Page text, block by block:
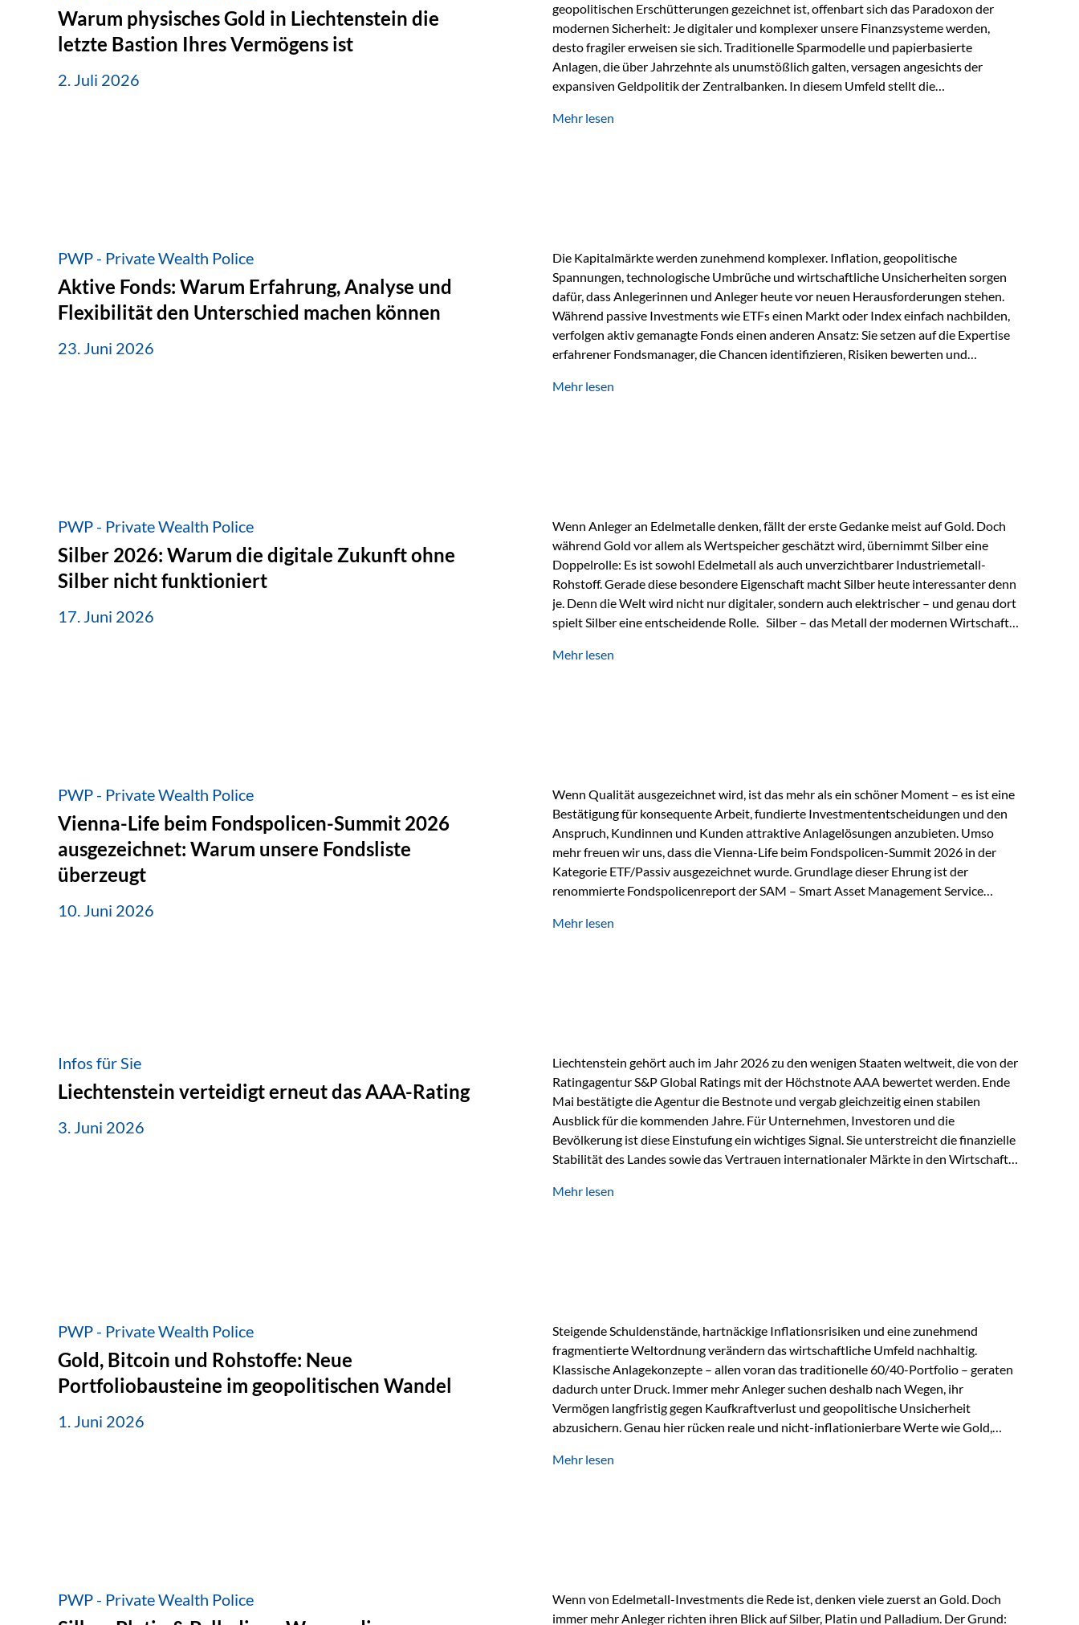
Warum physisches Gold in Liechtenstein die
letzte Bastion Ihres Vermögens ist
2. Juli 2026
geopolitischen Erschütterungen gezeichnet ist, offenbart sich das Paradoxon der
modernen Sicherheit: Je digitaler und komplexer unsere Finanzsysteme werden,
desto fragiler erweisen sie sich. Traditionelle Sparmodelle und papierbasierte
Anlagen, die über Jahrzehnte als unumstößlich galten, versagen angesichts der
expansiven Geldpolitik der Zentralbanken. In diesem Umfeld stellt die
die modernste und strategisch klügste Antwort auf globale Instabilität. Physische
Mehr lesen
PWP - Private Wealth Police
Aktive Fonds: Warum Erfahrung, Analyse und
Flexibilität den Unterschied machen können
23. Juni 2026
Die Kapitalmärkte werden zunehmend komplexer. Inflation, geopolitische
Spannungen, technologische Umbrüche und wirtschaftliche Unsicherheiten sorgen
dafür, dass Anlegerinnen und Anleger heute vor neuen Herausforderungen stehen.
Während passive Investments wie ETFs einen Markt oder Index einfach nachbilden,
verfolgen aktiv gemanagte Fonds einen anderen Ansatz: Sie setzen auf die Expertise
erfahrener Fondsmanager, die Chancen identifizieren, Risiken bewerten und
geprägt ist, kann diese aktive Herangehensweise einen entscheidenden Mehrwert
Mehr lesen
PWP - Private Wealth Police
Silber 2026: Warum die digitale Zukunft ohne
Silber nicht funktioniert
17. Juni 2026
Wenn Anleger an Edelmetalle denken, fällt der erste Gedanke meist auf Gold. Doch
während Gold vor allem als Wertspeicher geschätzt wird, übernimmt Silber eine
Doppelrolle: Es ist sowohl Edelmetall als auch unverzichtbarer Industriemetall-
Rohstoff. Gerade diese besondere Eigenschaft macht Silber heute interessanter denn
je. Denn die Welt wird nicht nur digitaler, sondern auch elektrischer – und genau dort
spielt Silber eine entscheidende Rolle. Silber – das Metall der modernen Wirtschaft
Eigenschaft macht es für zahlreiche Zukunftstechnologien praktisch unverzichtbar.
Mehr lesen
PWP - Private Wealth Police
Vienna-Life beim Fondspolicen-Summit 2026
ausgezeichnet: Warum unsere Fondsliste
überzeugt
10. Juni 2026
Wenn Qualität ausgezeichnet wird, ist das mehr als ein schöner Moment – es ist eine
Bestätigung für konsequente Arbeit, fundierte Investmententscheidungen und den
Anspruch, Kundinnen und Kunden attraktive Anlagelösungen anzubieten. Umso
mehr freuen wir uns, dass die Vienna-Life beim Fondspolicen-Summit 2026 in der
Kategorie ETF/Passiv ausgezeichnet wurde. Grundlage dieser Ehrung ist der
renommierte Fondspolicenreport der SAM – Smart Asset Management Service
und verglichen wurden. Das Ergebnis: Die ETF-Auswahl der Vienna-Life zählt zu den
Mehr lesen
Infos für Sie
Liechtenstein verteidigt erneut das AAA-Rating
3. Juni 2026
Liechtenstein gehört auch im Jahr 2026 zu den wenigen Staaten weltweit, die von der
Ratingagentur S&P Global Ratings mit der Höchstnote AAA bewertet werden. Ende
Mai bestätigte die Agentur die Bestnote und vergab gleichzeitig einen stabilen
Ausblick für die kommenden Jahre. Für Unternehmen, Investoren und die
Bevölkerung ist diese Einstufung ein wichtiges Signal. Sie unterstreicht die finanzielle
Stabilität des Landes sowie das Vertrauen internationaler Märkte in den Wirtschafts-
Herausforderungen Die weltwirtschaftlichen Rahmenbedingungen bleiben
Mehr lesen
PWP - Private Wealth Police
Gold, Bitcoin und Rohstoffe: Neue
Portfoliobausteine im geopolitischen Wandel
1. Juni 2026
Steigende Schuldenstände, hartnäckige Inflationsrisiken und eine zunehmend
fragmentierte Weltordnung verändern das wirtschaftliche Umfeld nachhaltig.
Klassische Anlagekonzepte – allen voran das traditionelle 60/40-Portfolio – geraten
dadurch unter Druck. Immer mehr Anleger suchen deshalb nach Wegen, ihr
Vermögen langfristig gegen Kaufkraftverlust und geopolitische Unsicherheit
abzusichern. Genau hier rücken reale und nicht-inflationierbare Werte wie Gold,
Rolle zurück Gold erlebt derzeit eine bemerkenswerte Renaissance als monetärer
Mehr lesen
PWP - Private Wealth Police
Wenn von Edelmetall-Investments die Rede ist, denken viele zuerst an Gold. Doch
immer mehr Anleger richten ihren Blick auf Silber, Platin und Palladium. Der Grund: